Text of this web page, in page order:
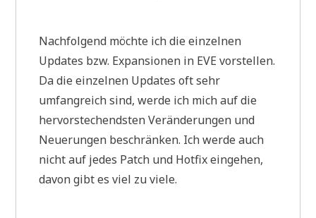
Nachfolgend möchte ich die einzelnen
Updates bzw. Expansionen in EVE vorstellen.
Da die einzelnen Updates oft sehr
umfangreich sind, werde ich mich auf die
hervorstechendsten Veränderungen und
Neuerungen beschränken. Ich werde auch
nicht auf jedes Patch und Hotfix eingehen,
davon gibt es viel zu viele.